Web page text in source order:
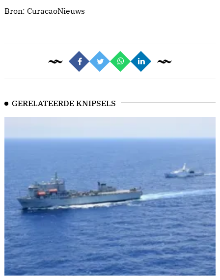
Bron: CuracaoNieuws
GERELATEERDE KNIPSELS